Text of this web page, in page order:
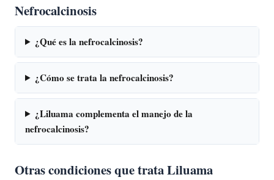
Nefrocalcinosis
¿Qué es la nefrocalcinosis?
¿Cómo se trata la nefrocalcinosis?
¿Liluama complementa el manejo de la
nefrocalcinosis?
Otras condiciones que trata Liluama